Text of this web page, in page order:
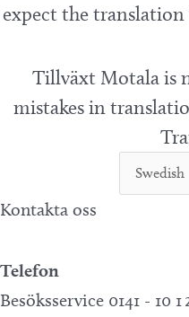
expect the translation
Tillväxt Motala is
mistakes in
Kontakta oss
Telefon
Besöksservice 0141 - 10 1